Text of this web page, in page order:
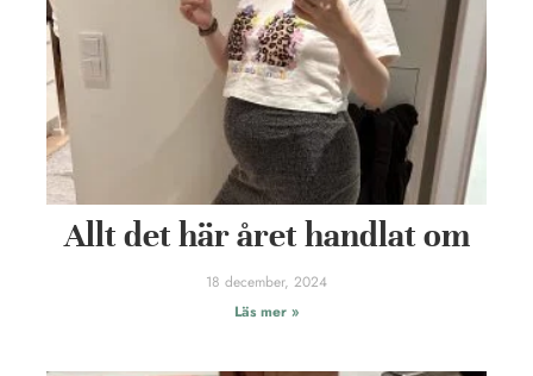
Allt det här året handlat om
18 december, 2024
Läs mer »